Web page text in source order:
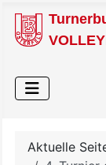
Aktuelle